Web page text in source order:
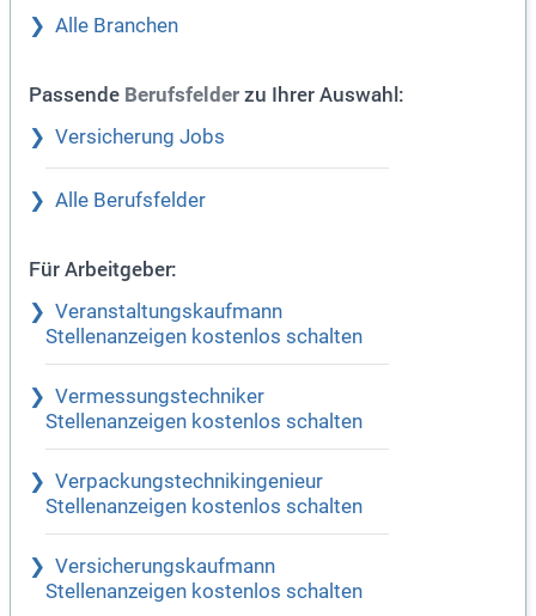
Alle Branchen
Passende Berufsfelder zu Ihrer Auswahl:
Versicherung Jobs
Alle Berufsfelder
Für Arbeitgeber:
Veranstaltungskaufmann
Stellenanzeigen kostenlos schalten
Vermessungstechniker
Stellenanzeigen kostenlos schalten
Verpackungstechnikingenieur
Stellenanzeigen kostenlos schalten
Versicherungskaufmann
Stellenanzeigen kostenlos schalten